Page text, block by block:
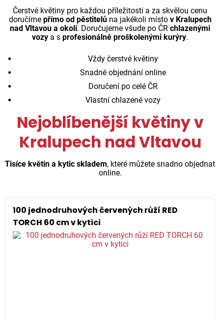
Čerstvé květiny pro každou příležitosti a za skvělou cenu
doručíme přímo od pěstitelůna jakékoli místo v Kralupech
nad Vltavou a okolí. Doručujeme všude po ČR chlazenými
vozy a s profesionálně proškolenými kurýry.
Vždy čerstvé květiny
Snadné objednání online
Doručení po celé ČR
Vlastní chlazené vozy
Nejoblíbenější květiny v
Kralupech nad Vltavou
Tisíce květin a kytic skladem, které můžete snadno objednat
online.
100 jednodruhových červených růží RED
TORCH 60 cm v kytici